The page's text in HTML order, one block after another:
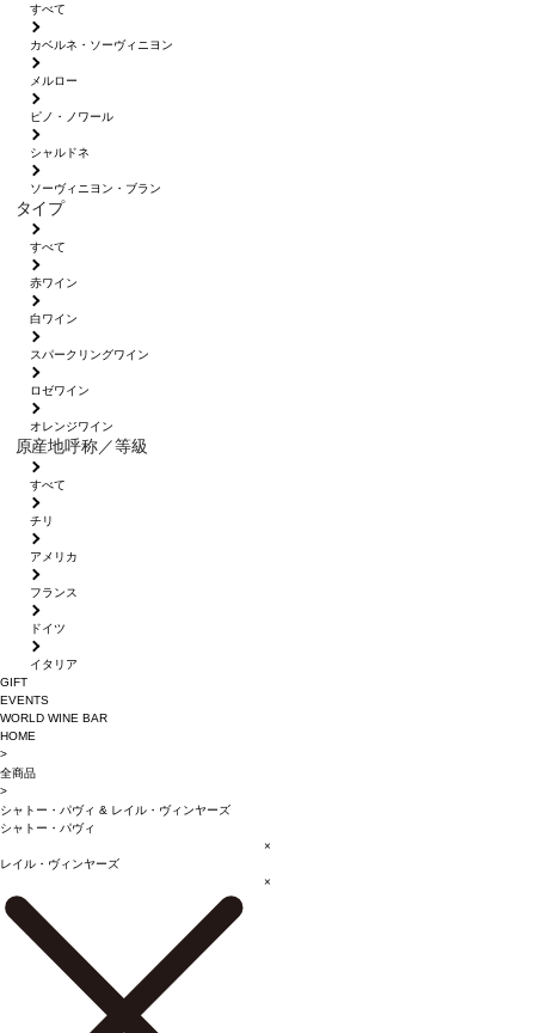
すべて
カベルネ・ソーヴィニヨン
メルロー
ピノ・ノワール
シャルドネ
ソーヴィニヨン・ブラン
タイプ
すべて
赤ワイン
白ワイン
スパークリングワイン
ロゼワイン
オレンジワイン
原産地呼称／等級
すべて
チリ
アメリカ
フランス
ドイツ
イタリア
GIFT
EVENTS
WORLD WINE BAR
HOME
>
全商品
>
シャトー・パヴィ & レイル・ヴィンヤーズ
シャトー・パヴィ
×
レイル・ヴィンヤーズ
×